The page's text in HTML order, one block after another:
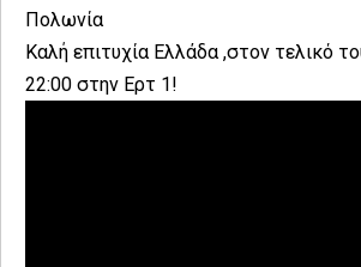
Πολωνία
Kαλή επιτυχία Ελλάδα ,στον τελικό
22:00 στην Ερτ 1!